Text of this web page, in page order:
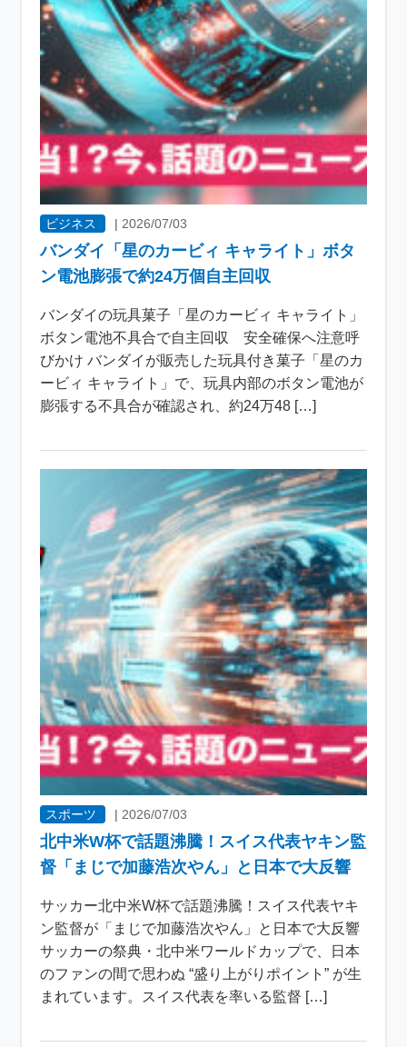
ビジネス | 2026/07/03
バンダイ「星のカービィ キャライト」ボタ
ン電池膨張で約24万個自主回収
バンダイの玩具菓子「星のカービィ キャライト」
ボタン電池不具合で自主回収 安全確保へ注意呼
びかけ バンダイが販売した玩具付き菓子「星のカ
ービィ キャライト」で、玩具内部のボタン電池が
膨張する不具合が確認され、約24万48 […]
スポーツ | 2026/07/03
北中米W杯で話題沸騰！スイス代表ヤキン監
督「まじで加藤浩次やん」と日本で大反響
サッカー北中米W杯で話題沸騰！スイス代表ヤキ
ン監督が「まじで加藤浩次やん」と日本で大反響
サッカーの祭典・北中米ワールドカップで、日本
のファンの間で思わぬ “盛り上がりポイント” が生
まれています。スイス代表を率いる監督 […]